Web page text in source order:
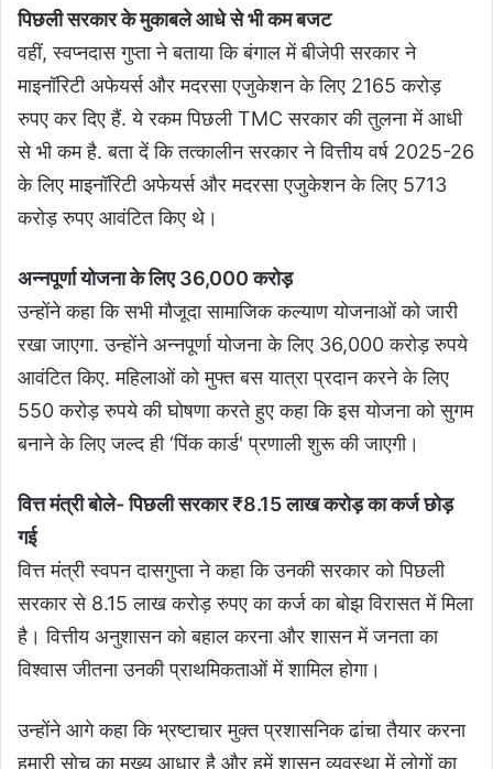
पिछली सरकार के मुकाबले आधे से भी कम बजट
वहीं, स्वप्नदास गुप्ता ने बताया कि बंगाल में बीजेपी सरकार ने
माइनॉरिटी अफेयर्स और मदरसा एजुकेशन के लिए 2165 करोड़
रुपए कर दिए हैं. ये रकम पिछली TMC सरकार की तुलना में आधी
से भी कम है. बता दें कि तत्कालीन सरकार ने वित्तीय वर्ष 2025-26
के लिए माइनॉरिटी अफेयर्स और मदरसा एजुकेशन के लिए 5713
करोड़ रुपए आवंटित किए थे।
अन्नपूर्णा योजना के लिए 36,000 करोड़
उन्होंने कहा कि सभी मौजूदा सामाजिक कल्याण योजनाओं को जारी
रखा जाएगा. उन्होंने अन्नपूर्णा योजना के लिए 36,000 करोड़ रुपये
आवंटित किए. महिलाओं को मुफ्त बस यात्रा प्रदान करने के लिए
550 करोड़ रुपये की घोषणा करते हुए कहा कि इस योजना को सुगम
बनाने के लिए जल्द ही ‘पिंक कार्ड' प्रणाली शुरू की जाएगी।
वित्त मंत्री बोले- पिछली सरकार ₹8.15 लाख करोड़ का कर्ज छोड़
गई
वित्त मंत्री स्वपन दासगुप्ता ने कहा कि उनकी सरकार को पिछली
सरकार से 8.15 लाख करोड़ रुपए का कर्ज का बोझ विरासत में मिला
है। वित्तीय अनुशासन को बहाल करना और शासन में जनता का
विश्वास जीतना उनकी प्राथमिकताओं में शामिल होगा।
उन्होंने आगे कहा कि भ्रष्टाचार मुक्त प्रशासनिक ढांचा तैयार करना
हमारी सोच का मुख्य आधार है और हमें शासन व्यवस्था में लोगों का